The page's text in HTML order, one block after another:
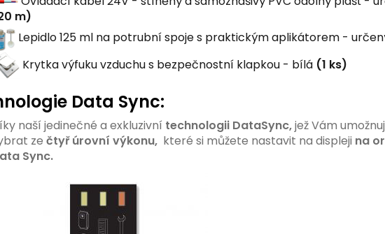
m)
Lepidlo 125 ml na potrubní spoje s praktickým aplikátorem -
Krytka výfuku vzduchu s bezpečnostní klapkou - bílá (1 ks)
Data Sync:
naší jedinečné a exkluzivní technologii DataSync,jež Vám
ze čtyř úrovní výkonu, které si můžete nastavit na displeji na
Sync.